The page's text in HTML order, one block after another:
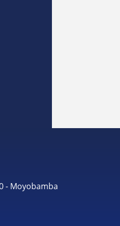
- Moyobamba